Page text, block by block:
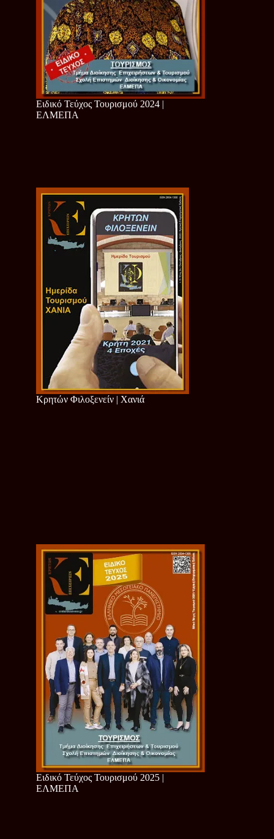
Ειδικό Τεύχος Τουρισμού 2024 |
ΕΛΜΕΠΑ
Κρητών Φιλοξενείν | Χανιά
Ειδικό Τεύχος Τουρισμού 2025 |
ΕΛΜΕΠΑ